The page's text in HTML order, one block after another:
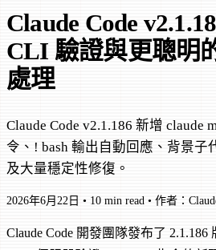
Claude Code
CLI 驗證與更聰明
處理
Claude Code v2.1.186 新增 claude
令、! bash 輸出自動回應、背景子
及大量穩定性修復。
2026年6月22日 • 10 min read • 作者：
Claude Code 開發團隊發布了